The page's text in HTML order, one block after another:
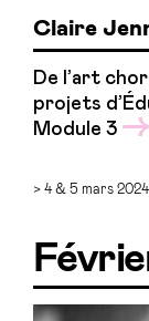
Claire
De l’art
projets
Module 3
> 4 & 5 mars 2024